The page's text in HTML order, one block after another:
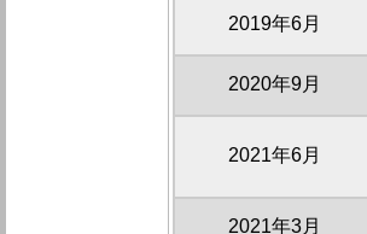
2019年6月
2020年9月
2021年6月
2021年3月